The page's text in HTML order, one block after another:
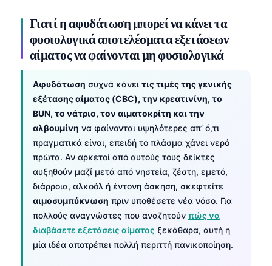
Γιατί η αφυδάτωση μπορεί να κάνει τα
φυσιολογικά αποτελέσματα εξετάσεων
αίματος να φαίνονται μη φυσιολογικά
Αφυδάτωση συχνά κάνει τις τιμές της γενικής
εξέτασης αίματος (CBC), την κρεατινίνη, το
BUN, το νάτριο, τον αιματοκρίτη και την
αλβουμίνη να φαίνονται υψηλότερες απ’ ό,τι
πραγματικά είναι, επειδή το πλάσμα χάνει νερό
πρώτα. Αν αρκετοί από αυτούς τους δείκτες
αυξηθούν μαζί μετά από νηστεία, ζέστη, εμετό,
διάρροια, αλκοόλ ή έντονη άσκηση, σκεφτείτε
αιμοσυμπύκνωση πριν υποθέσετε νέα νόσο. Για
πολλούς αναγνώστες που αναζητούν πώς να
διαβάσετε εξετάσεις αίματος ξεκάθαρα, αυτή η
μία ιδέα αποτρέπει πολλή περιττή πανικοποίηση.